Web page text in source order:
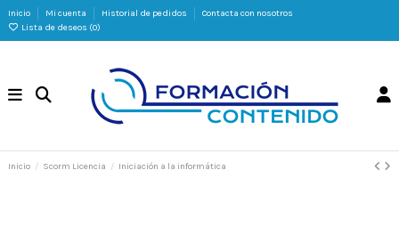
Inicio Mi cuenta Historial de pedidos
Contacta con nosotros
Lista de deseos (0)
Inicio Scorm Licencia Iniciación a la informática